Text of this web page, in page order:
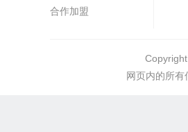
合作加盟
网页内的所